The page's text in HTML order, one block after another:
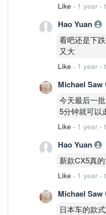
Like · 1 year ·
Hao Yuan
看吧还是下
又大
Like · 1 year ·
Michael Saw
今天最后一
5分钟就可以
Like · 1 year ·
Hao Yuan
新款CX5真
Like · 1 year ·
Michael Saw
日本车的款